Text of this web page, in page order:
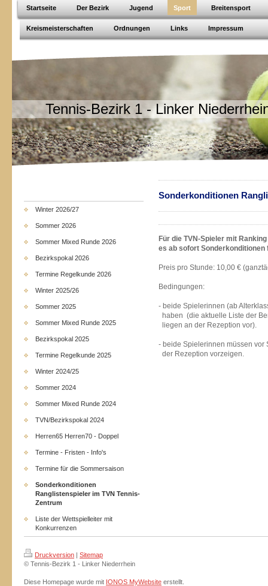
Startseite Der Bezirk Jugend Sport Breitensport
Kreismeisterschaften Ordnungen Links Impressum
Tennis-Bezirk 1 - Linker
Winter 2026/27
Sommer 2026
Sommer Mixed Runde 2026
Bezirkspokal 2026
Termine Regelkunde 2026
Winter 2025/26
Sommer 2025
Sommer Mixed Runde 2025
Bezirkspokal 2025
Termine Regelkunde 2025
Winter 2024/25
Sommer 2024
Sommer Mixed Runde 2024
TVN/Bezirkspokal 2024
Herren65 Herren70 - Doppel
Termine - Fristen - Info's
Termine für die Sommersaison
Sonderkonditionen
Ranglistenspieler im TVN Tennis-
Zentrum
Liste der Wettspielleiter mit
Konkurrenzen
Sonderkonditionen
Für die TVN-Spieler mit
es ab sofort Sonderkonditionen
Preis pro Stunde: 10,00 €
Bedingungen:
- beide Spielerinnen (ab
haben (die aktuelle Liste der
liegen an der Rezeption vor).
- beide Spielerinnen müssen vor
der Rezeption vorzeigen.
Druckversion | Sitemap
© Tennis-Bezirk 1 - Linker Niederrhein
Diese Homepage wurde mit IONOS MyWebsite erstellt.